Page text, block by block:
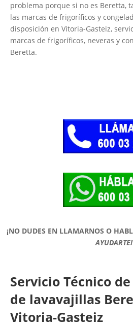
problema porque si no es Beretta,
las marcas de frigoríficos y
disposición en Vitoria-Gasteiz,
marcas de frigoríficos, neveras y
Beretta.
¡NO DUDES EN LLAMARNOS O
AYUDARTE!
Servicio Técnico
de lavavajillas
Vitoria-Gasteiz